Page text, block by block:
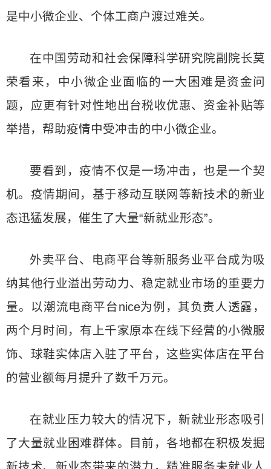
是中小微企业、个体工商户渡过难关。
在中国劳动和社会保障科学研究院副院长莫
荣看来，中小微企业面临的一大困难是资金问
题，应更有针对性地出台税收优惠、资金补贴等
举措，帮助疫情中受冲击的中小微企业。
要看到，疫情不仅是一场冲击，也是一个契
机。疫情期间，基于移动互联网等新技术的新业
态迅猛发展，催生了大量“新就业形态”。
外卖平台、电商平台等新服务业平台成为吸
纳其他行业溢出劳动力、稳定就业市场的重要力
量。以潮流电商平台nice为例，其负责人透露，
两个月时间，有上千家原本在线下经营的小微服
饰、球鞋实体店入驻了平台，这些实体店在平台
的营业额每月提升了数千万元。
在就业压力较大的情况下，新就业形态吸引
了大量就业困难群体。目前，各地都在积极发掘